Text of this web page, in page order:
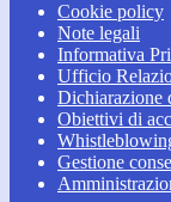
Cookie policy
Note legali
Informativa
Ufficio
Dichiarazione
Obiettivi di
Gestione